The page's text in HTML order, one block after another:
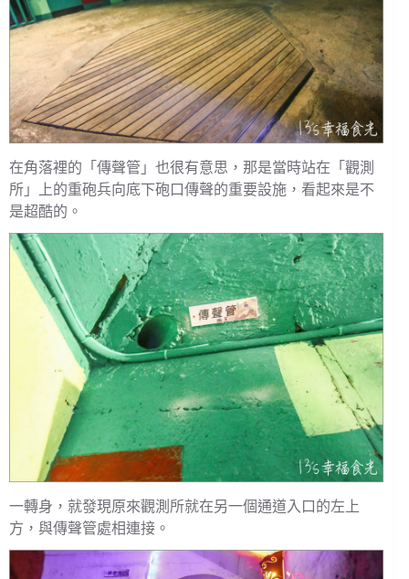
在角落裡的「傳聲管」也很有意思，那是當時站在「觀測
所」上的重砲兵向底下砲口傳聲的重要設施，看起來是不
是超酷的。
一轉身，就發現原來觀測所就在另一個通道入口的左上
方，與傳聲管處相連接。